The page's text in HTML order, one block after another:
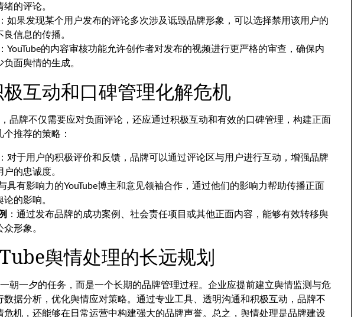
的评论。
如果发现某个用户发布的评论多次涉及诋毁品牌形象，可以选择禁用该用户的
信息的传播。
YouTube的内容审核功能允许创作者对发布的视频进行更严格的审查，确保内
面舆情的生成。
互动和口碑管理化解危机
品牌不仅需要应对负面评论，还应通过积极互动和有效的口碑管理，构建正面
推荐的策略：
：对于用户的积极评价和反馈，品牌可以通过评论区与用户进行互动，增强品牌
的忠诚度。
具有影响力的YouTube博主和意见领袖合作，通过他们的影响力帮助传播正面
的影响。
：通过发布品牌的成功案例、社会责任项目或其他正面内容，能够有效转移舆
形象。
舆情处理的长远规划
朝一夕的任务，而是一个长期的品牌管理过程。企业应提前建立舆情监测与危
数据分析，优化舆情应对策略。通过专业工具、透明沟通和积极互动，品牌不
危机，还能够在日常运营中构建强大的品牌声誉。总之，舆情处理是品牌建设